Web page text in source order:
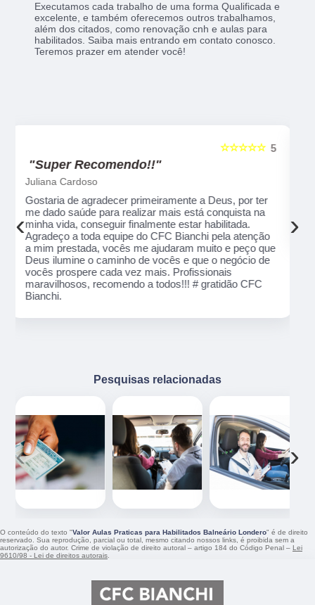
Executamos cada trabalho de uma forma Qualificada e
excelente, e também oferecemos outros trabalhamos,
além dos citados, como renovação cnh e aulas para
habilitados. Saiba mais entrando em contato conosco.
Teremos prazer em atender você!
5
☆☆☆☆☆
"Recomendo!!"
Alexsandro Sr
Um lugar muito bom, exelente atendimento ao
público em geral. Adorei, pessoal muito profissional
em tudo, excelentes instrutores, nota 1000!!
‹ ›
Pesquisas relacionadas
‹ ›
O conteúdo do texto "Valor Aulas Praticas para Habilitados Balneário Londero" é de direito
reservado. Sua reprodução, parcial ou total, mesmo citando nossos links, é proibida sem a
autorização do autor. Crime de violação de direito autoral – artigo 184 do Código Penal – Lei
9610/98 - Lei de direitos autorais